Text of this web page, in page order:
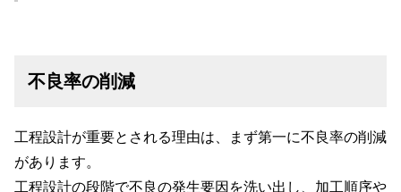
不良率の削減
工程設計が重要とされる理由は、まず第一に不良率の削減
があります。
工程設計の段階で不良の発生要因を洗い出し、加工順序や